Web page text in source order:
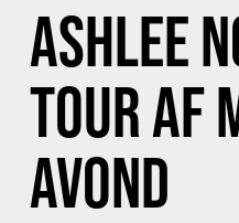
ASHLEE
TOUR AF
AVOND